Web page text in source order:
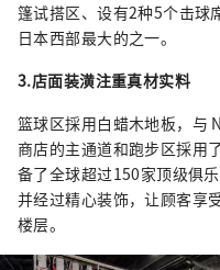
篷试搭区、设有2种5个击球
日本西部最大的之一。
3.店面装潢注重真材实料
篮球区採用白蜡木地板，与
商店的主通道和跑步区採用
备了全球超过150家顶级俱
并经过精心装饰，让顾客享
楼层。